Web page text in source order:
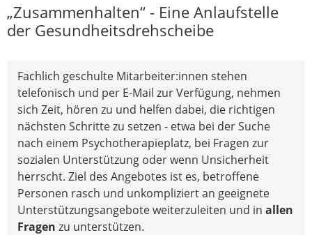
„Zusammenhalten“ - Eine Anlaufstelle
der Gesundheitsdrehscheibe
Fachlich geschulte Mitarbeiter:innen stehen
telefonisch und per E-Mail zur Verfügung, nehmen
sich Zeit, hören zu und helfen dabei, die richtigen
nächsten Schritte zu setzen - etwa bei der Suche
nach einem Psychotherapieplatz, bei Fragen zur
sozialen Unterstützung oder wenn Unsicherheit
herrscht. Ziel des Angebotes ist es, betroffene
Personen rasch und unkompliziert an geeignete
Unterstützungsangebote weiterzuleiten und in allen
Fragen zu unterstützen.